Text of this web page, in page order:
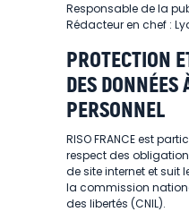
Responsable de la
Rédacteur en chef :
PROTECTION
DES DONNÉES
PERSONNEL
RISO FRANCE est
respect des
de site internet et
la commission
des libertés (CNIL).